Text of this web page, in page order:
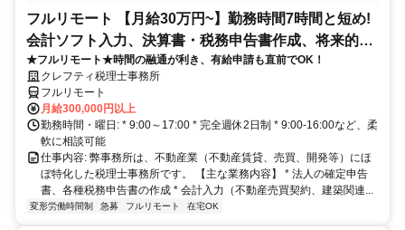
フルリモート 【月給30万円~】勤務時間7時間と短め!
会計ソフト入力、決算書・税務申告書作成、将来的に
決算説明も
★フルリモート★時間の融通が利き、有給申請も直前でOK！
クレフティ税理士事務所
フルリモート
月給300,000円以上
勤務時間・曜日: * 9:00～17:00 * 完全週休2日制 * 9:00-16:00など、柔
軟に相談可能
仕事内容: 弊事務所は、不動産業（不動産賃貸、売買、開発等）にほ
ぼ特化した税理士事務所です。 【主な業務内容】 * 法人の確定申告
書、各種税務申告書の作成 * 会計入力（不動産売買契約、建築関連...
変形労働時間制 急募 フルリモート 在宅OK